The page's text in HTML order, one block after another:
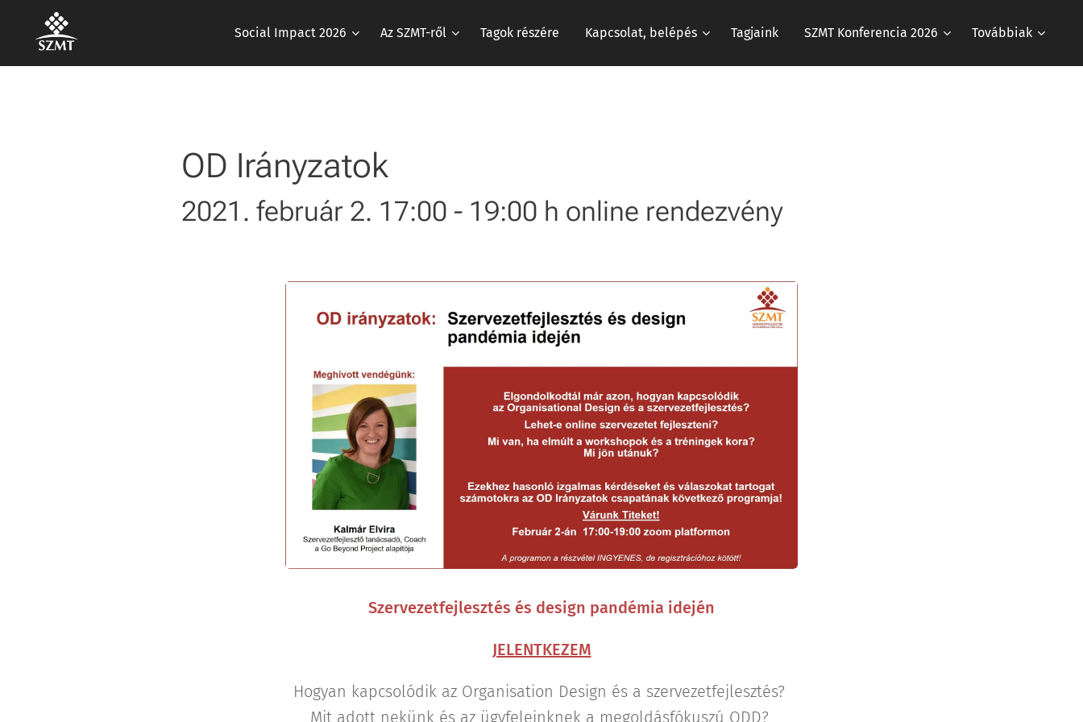
Social Impact 2026 Az SZMT-ről Tagok részére Kapcsolat, belépés Tagjaink SZMT Konferencia 2026 Továbbiak
OD Irányzatok
2021. február 2. 17:00 - 19:00 h online rendezvény
Szervezetfejlesztés és design pandémia idején
JELENTKEZEM
Hogyan kapcsolódik az Organisation Design és a szervezetfejlesztés?
Mit adott nekünk és az ügyfeleinknek a megoldásfókuszú ODD?